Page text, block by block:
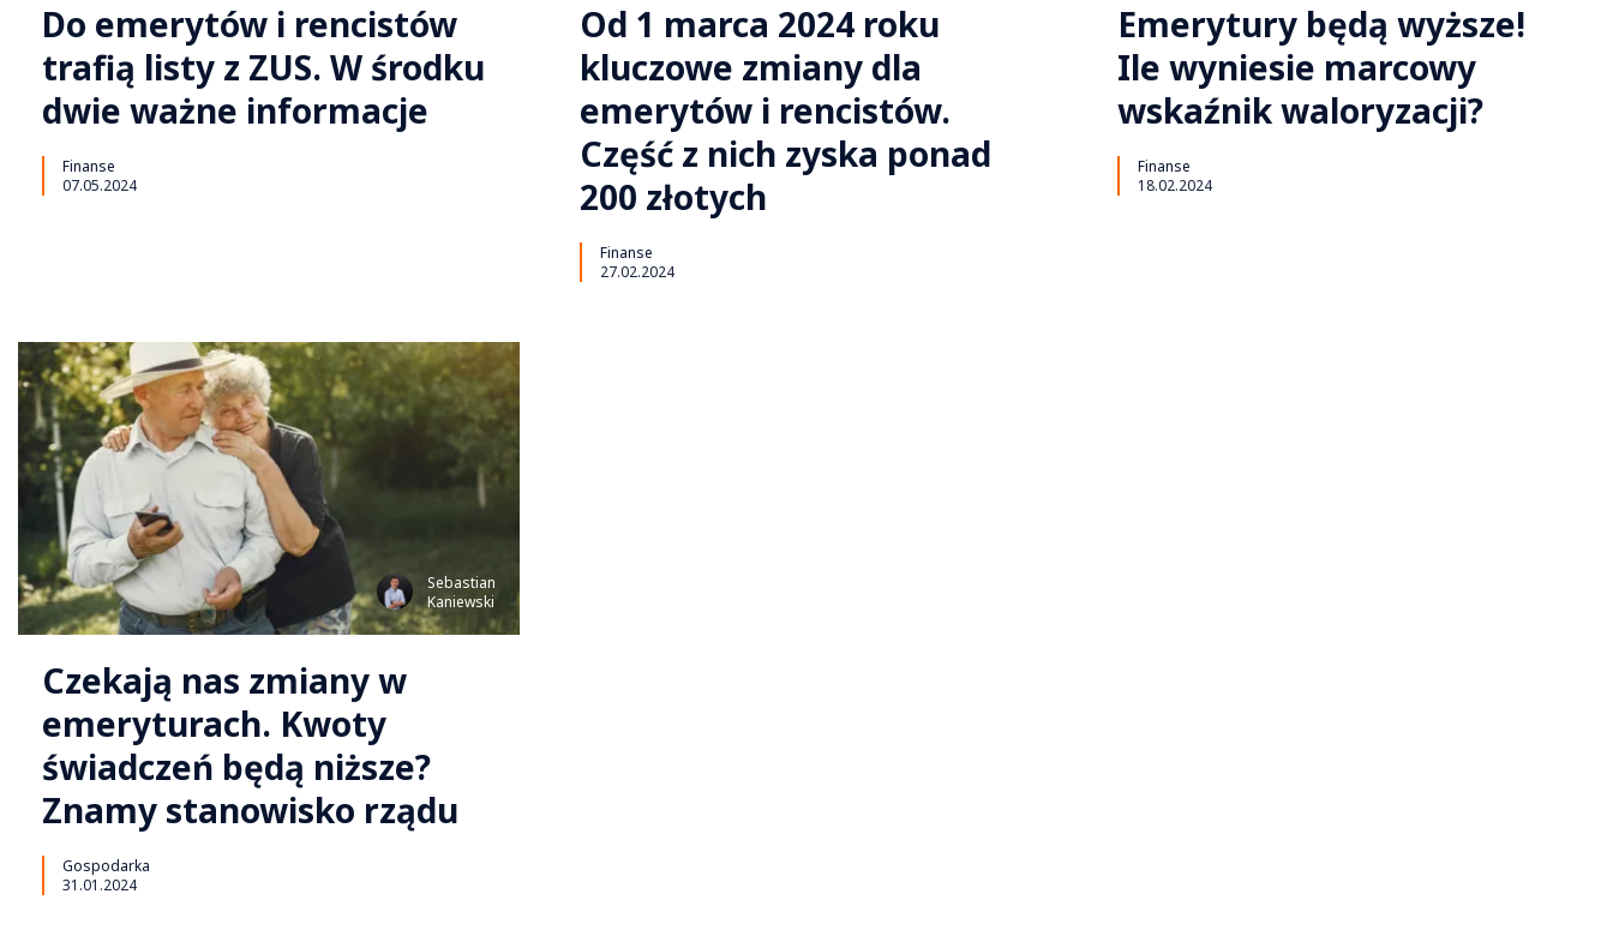
Do emerytów i rencistów
trafią listy z ZUS. W środku
dwie ważne informacje
Finanse
07.05.2024
Od 1 marca 2024 roku
kluczowe zmiany dla
emerytów i rencistów.
Część z nich zyska ponad
200 złotych
Finanse
27.02.2024
Emerytury będą wyższe!
Ile wyniesie marcowy
wskaźnik waloryzacji?
Finanse
18.02.2024
Sebastian
Kaniewski
Czekają nas zmiany w
emeryturach. Kwoty
świadczeń będą niższe?
Znamy stanowisko rządu
Gospodarka
31.01.2024